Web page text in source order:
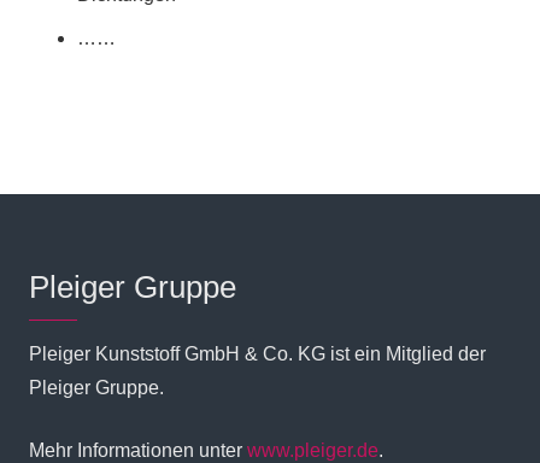
……
Pleiger Gruppe
Pleiger Kunststoff GmbH & Co. KG ist ein Mitglied der
Pleiger Gruppe.
Mehr Informationen unter www.pleiger.de.